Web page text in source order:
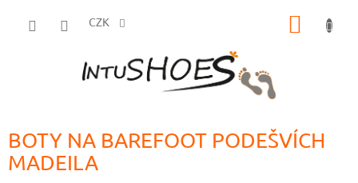
CZK
BOTY NA BAREFOOT PODEŠVÍCH
MADEILA